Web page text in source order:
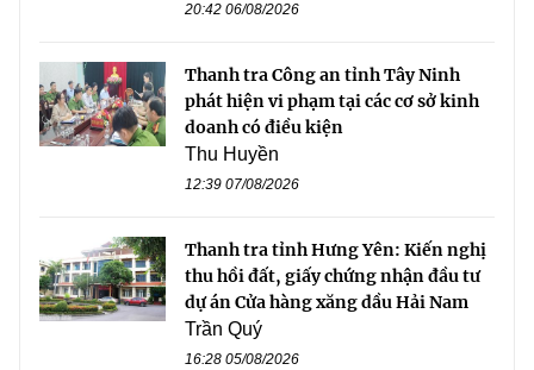
20:42 06/08/2026
Thanh tra Công an tỉnh Tây Ninh
phát hiện vi phạm tại các cơ sở kinh
doanh có điều kiện
Thu Huyền
12:39 07/08/2026
Thanh tra tỉnh Hưng Yên: Kiến nghị
thu hồi đất, giấy chứng nhận đầu tư
dự án Cửa hàng xăng dầu Hải Nam
Trần Quý
16:28 05/08/2026